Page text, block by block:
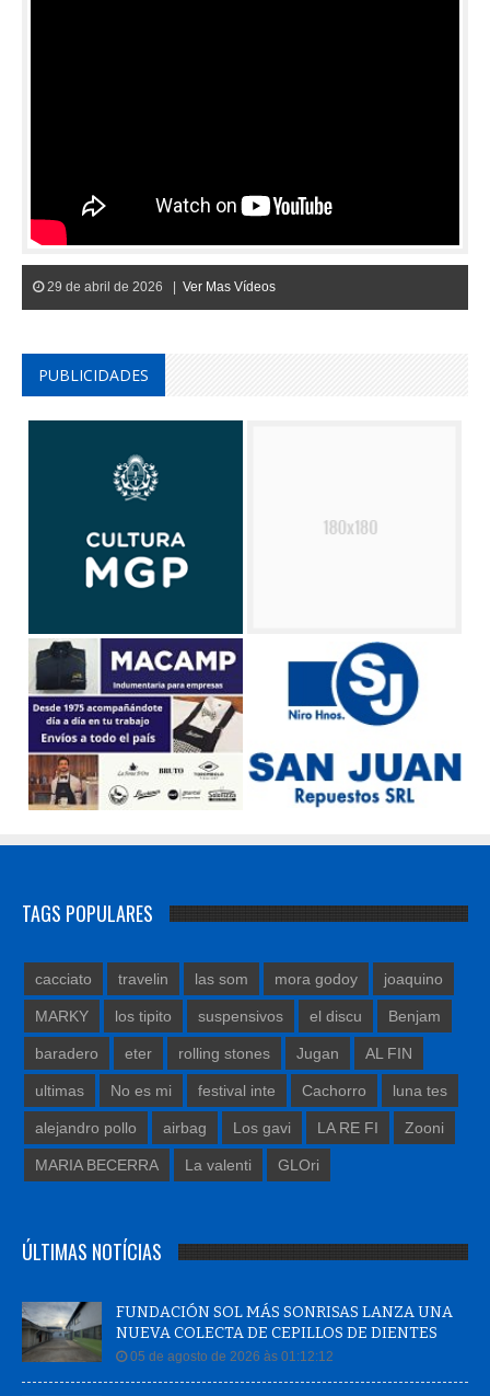
29 de abril de 2026 | Ver Mas Vídeos
PUBLICIDADES
TAGS POPULARES
cacciato travelin las som mora godoy joaquino
MARKY los tipito suspensivos el discu Benjam
baradero eter rolling stones Jugan AL FIN
ultimas No es mi festival inte Cachorro luna tes
alejandro pollo airbag Los gavi LA RE FI Zooni
MARIA BECERRA La valenti GLOri
ÚLTIMAS NOTÍCIAS
FUNDACIÓN SOL MÁS SONRISAS LANZA UNA
NUEVA COLECTA DE CEPILLOS DE DIENTES
05 de agosto de 2026 às 01:12:12